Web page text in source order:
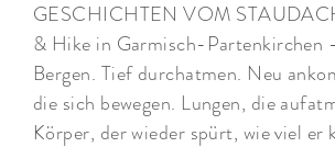
GESCHICHTEN VOM
& Hike in Garmisch-Partenkirchen
Bergen. Tief durchatmen. Neu
die sich bewegen. Lungen, die
Körper, der wieder spürt, wie viel er